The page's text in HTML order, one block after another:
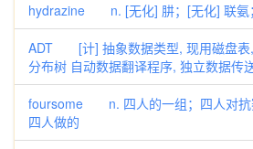
hydrazine n. [无化] 肼；[无化] 联氨
ADT [计] 抽象数据类型, 现用磁盘表,
分布树 自动数据翻译程序, 独立数据传
foursome n. 四人的一组；四人对抗
四人做的